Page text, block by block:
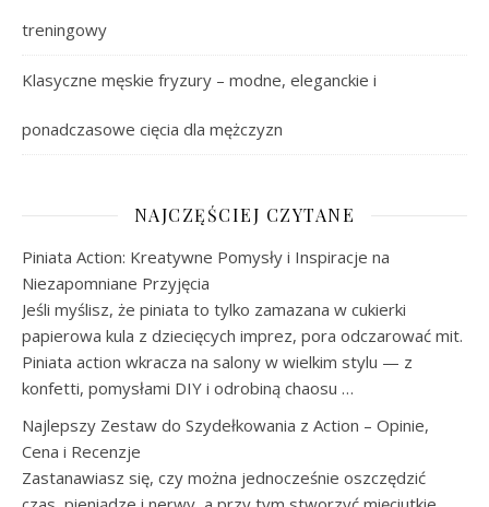
treningowy
Klasyczne męskie fryzury – modne, eleganckie i
ponadczasowe cięcia dla mężczyzn
NAJCZĘŚCIEJ CZYTANE
Piniata Action: Kreatywne Pomysły i Inspiracje na
Niezapomniane Przyjęcia
Jeśli myślisz, że piniata to tylko zamazana w cukierki
papierowa kula z dziecięcych imprez, pora odczarować mit.
Piniata action wkracza na salony w wielkim stylu — z
konfetti, pomysłami DIY i odrobiną chaosu …
Najlepszy Zestaw do Szydełkowania z Action – Opinie,
Cena i Recenzje
Zastanawiasz się, czy można jednocześnie oszczędzić